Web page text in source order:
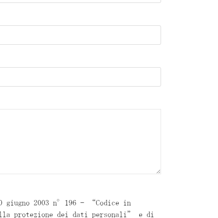
2003 n°196 – “Codice in
protezione dei dati personali” e di